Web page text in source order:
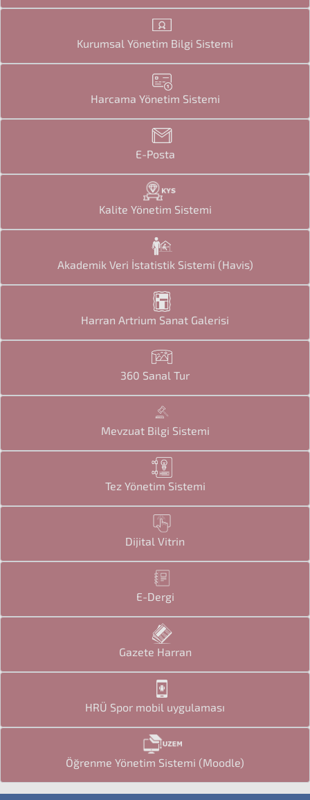
Kurumsal Yönetim Bilgi Sistemi
Harcama Yönetim Sistemi
E-Posta
Kalite Yönetim Sistemi
Akademik Veri İstatistik Sistemi (Havis)
Harran Artrium Sanat Galerisi
360 Sanal Tur
Mevzuat Bilgi Sistemi
Tez Yönetim Sistemi
Dijital Vitrin
E-Dergi
Gazete Harran
HRÜ Spor mobil uygulaması
Öğrenme Yönetim Sistemi (Moodle)